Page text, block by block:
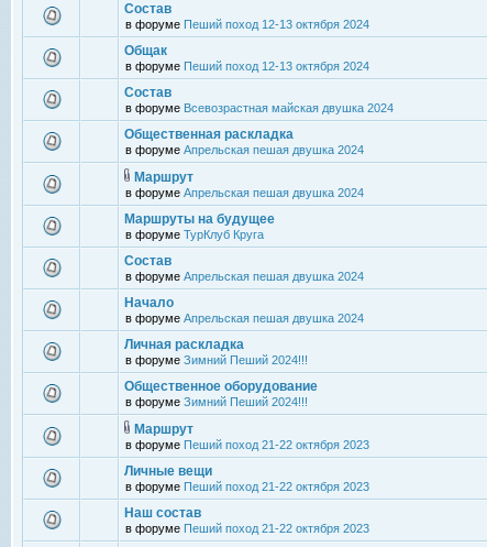
Состав
в форуме Пеший поход 12-13 октября 2024
Общак
в форуме Пеший поход 12-13 октября 2024
Состав
в форуме Всевозрастная майская двушка 2024
Общественная раскладка
в форуме Апрельская пешая двушка 2024
Маршрут
в форуме Апрельская пешая двушка 2024
Маршруты на будущее
в форуме ТурКлуб Круга
Состав
в форуме Апрельская пешая двушка 2024
Начало
в форуме Апрельская пешая двушка 2024
Личная раскладка
в форуме Зимний Пеший 2024!!!
Общественное оборудование
в форуме Зимний Пеший 2024!!!
Маршрут
в форуме Пеший поход 21-22 октября 2023
Личные вещи
в форуме Пеший поход 21-22 октября 2023
Наш состав
в форуме Пеший поход 21-22 октября 2023